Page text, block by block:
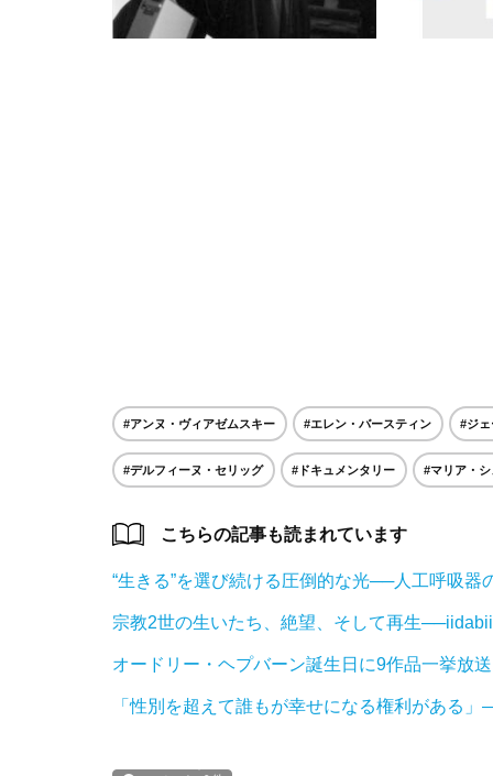
#アンヌ・ヴィアゼムスキー #エレン・バースティン #ジ
#デルフィーヌ・セリッグ #ドキュメンタリー #マリア・
こちらの記事も読まれています
“生きる”を選び続ける圧倒的な光──人工呼吸
宗教2世の生いたち、絶望、そして再生
オードリー・ヘプバーン誕生日に9作品一挙放
「性別を超えて誰もが幸せになる権利がある